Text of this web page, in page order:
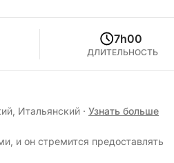
7h00
ДЛИТЕЛЬНОСТЬ
Итальянский · Узнать больше
и он стремится предоставлять